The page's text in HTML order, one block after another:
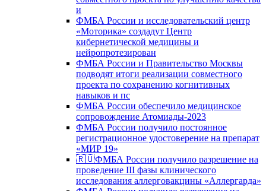
и
ФМБА России и исследовательский центр
«Моторика» создадут Центр
кибернетической медицины и
нейропротезирован
ФМБА России и Правительство Москвы
подводят итоги реализации совместного
проекта по сохранению когнитивных
навыков и пс
ФМБА России обеспечило медицинское
сопровождение Атомиады-2023
ФМБА России получило постоянное
регистрационное удостоверение на препарат
«МИР 19»
🇷🇺ФМБА России получило разрешение на
проведение III фазы клинического
исследования аллерговакцины «Аллергарда»